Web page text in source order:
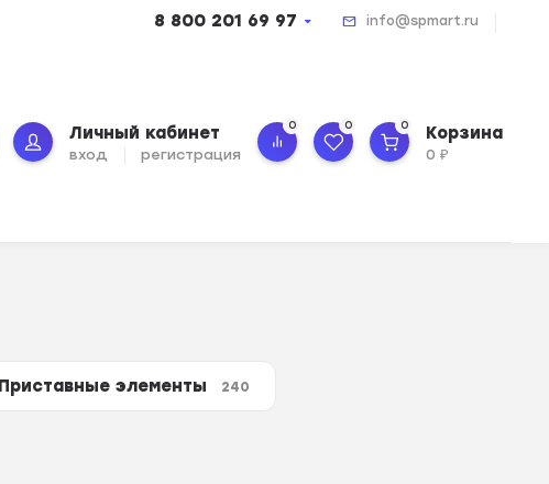
8 800 201 69 97 info@spmart.ru
Личный кабинет
вход регистрация
0 0 0 Корзина
0₽
Приставные элементы 240